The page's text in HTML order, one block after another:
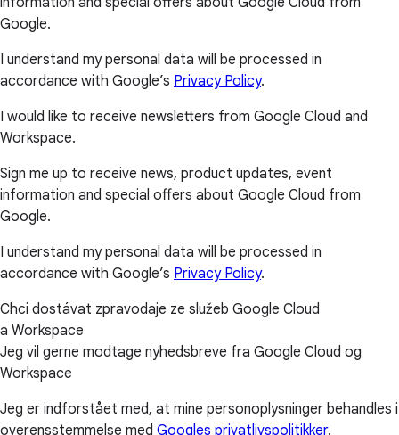
Google.
I understand my personal data will be processed in
accordance with Google’s Privacy Policy.
I would like to receive newsletters from Google Cloud and
Workspace.
Sign me up to receive news, product updates, event
information and special offers about Google Cloud from
Google.
I understand my personal data will be processed in
accordance with Google’s Privacy Policy.
Chci dostávat zpravodaje ze služeb Google Cloud
a Workspace
Jeg vil gerne modtage nyhedsbreve fra Google Cloud og
Workspace
Jeg er indforstået med, at mine personoplysninger behandles i
overensstemmelse med Googles privatlivspolitikker.